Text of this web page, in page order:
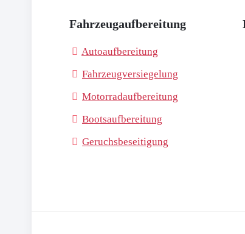
Fahrzeugaufbereitung
Autoaufbereitung
Fahrzeugversiegelung
Motorradaufbereitung
Bootsaufbereitung
Geruchsbeseitigung